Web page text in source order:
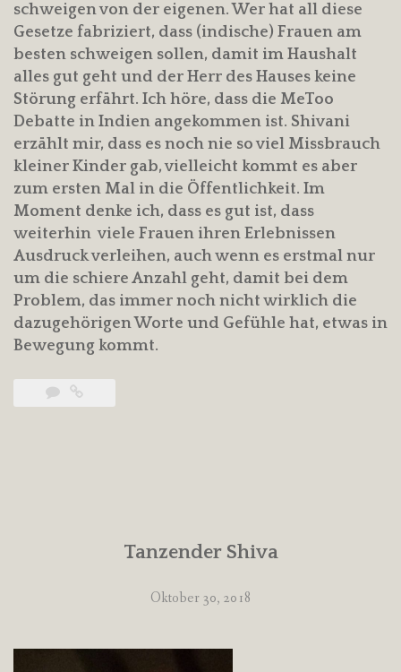
schweigen von der eigenen. Wer hat all diese
Gesetze fabriziert, dass (indische) Frauen am
besten schweigen sollen, damit im Haushalt
alles gut geht und der Herr des Hauses keine
Störung erfährt. Ich höre, dass die MeToo
Debatte in Indien angekommen ist. Shivani
erzählt mir, dass es noch nie so viel Missbrauch
kleiner Kinder gab, vielleicht kommt es aber
zum ersten Mal in die Öffentlichkeit. Im
Moment denke ich, dass es gut ist, dass
weiterhin viele Frauen ihren Erlebnissen
Ausdruck verleihen, auch wenn es erstmal nur
um die schiere Anzahl geht, damit bei dem
Problem, das immer noch nicht wirklich die
dazugehörigen Worte und Gefühle hat, etwas in
Bewegung kommt.
Tanzender Shiva
Oktober 30, 2018